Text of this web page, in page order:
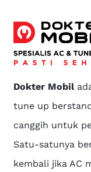
Dokter Mobil
tune up
canggih untuk
Satu-satunya
kembali jika AC